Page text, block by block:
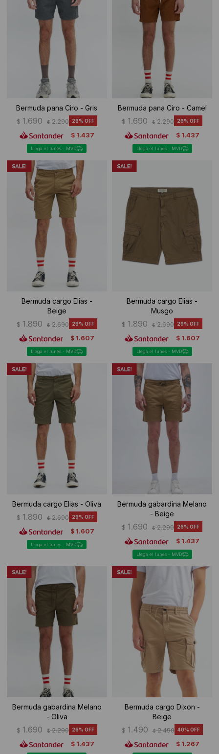
Bermuda pana Ciro - Gris
$ 1.690 $ 2.290 26
$ 1.437
Llega el lunes - MVD
Bermuda pana Ciro - Camel
$ 1.690 $ 2.290 26
$ 1.437
Llega el lunes - MVD
Bermuda cargo Elias -
Beige
$ 1.890 $ 2.690 29
$ 1.607
Llega el lunes - MVD
Bermuda cargo Elias -
Musgo
$ 1.890 $ 2.690 29
$ 1.607
Llega el lunes - MVD
Bermuda cargo Elias - Oliva
$ 1.890 $ 2.690 29
$ 1.607
Llega el lunes - MVD
Bermuda gabardina Melano
- Beige
$ 1.690 $ 2.290 26
$ 1.437
Llega el lunes - MVD
Bermuda gabardina Melano
- Oliva
$ 1.690 $ 2.290 26
$ 1.437
Bermuda cargo Dixon -
Beige
$ 1.490 $ 2.490 40
$ 1.267